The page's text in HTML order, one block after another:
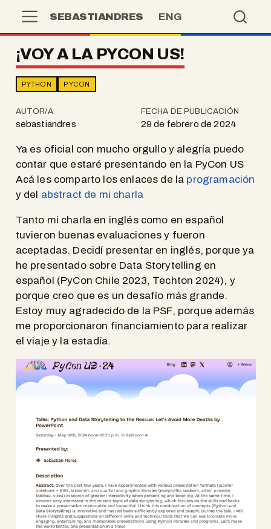
SEBASTIANDRES ENG
¡VOY A LA PYCON US!
PYTHON PYCON
AUTOR/A
sebastiandres
FECHA DE PUBLICACIÓN
29 de febrero de 2024
Ya es oficial con mucho orgullo y alegría puedo
contar que estaré presentando en la PyCon US
Acá les comparto los enlaces de la programación
y del abstract de mi charla
Tanto mi charla en inglés como en español
tuvieron buenas evaluaciones y fueron
aceptadas. Decidí presentar en inglés, porque ya
he presentado sobre Data Storytelling en
español (PyCon Chile 2023, Techton 2024), y
porque creo que es un desafío más grande.
Estoy muy agradecido de la PSF, porque además
me proporcionaron financiamiento para realizar
el viaje y la estadía.